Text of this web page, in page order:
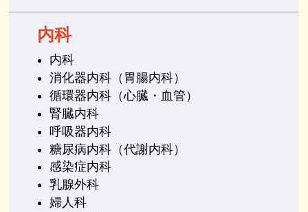
内科
内科
消化器内科（胃腸内科）
循環器内科（心臓・血管）
腎臓内科
呼吸器内科
糖尿病内科（代謝内科）
感染症内科
乳腺外科
婦人科